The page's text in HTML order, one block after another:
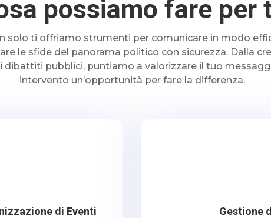
possiamo fare per
solo ti offriamo strumenti per comunicare in modo
le sfide del panorama politico con sicurezza. Dalla
dibattiti pubblici, puntiamo a valorizzare il tuo
intervento un’opportunità per fare la differenza.
di Eventi Gestione